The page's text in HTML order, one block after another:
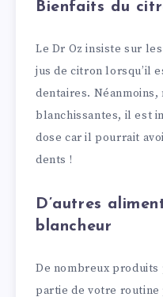
Bienfaits du
Le Dr Oz insiste sur
jus de citron lorsqu’il
dentaires.
blanchissantes, il est
dose car il pourrait
dents !
D’autres
blancheur
De nombreux
partie de votre